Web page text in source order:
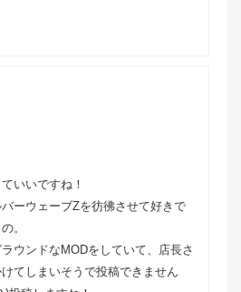
いいですね！
ーウェーブZを彷彿させて好きで
。
ウンドなMODをしていて、店長さ
てしまいそうで投稿できません